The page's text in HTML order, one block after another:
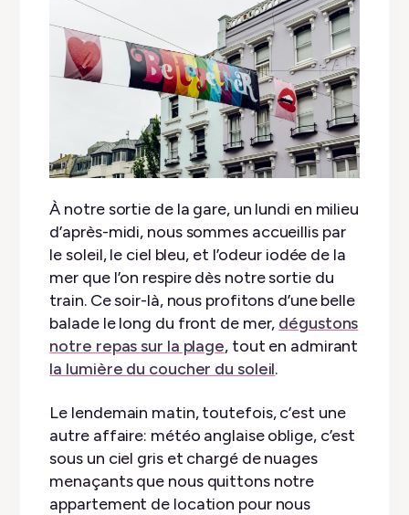
À notre sortie de la gare, un lundi en milieu
d’après-midi, nous sommes accueillis par
le soleil, le ciel bleu, et l’odeur iodée de la
mer que l’on respire dès notre sortie du
train. Ce soir-là, nous profitons d’une belle
balade le long du front de mer, dégustons
notre repas sur la plage, tout en admirant
la lumière du coucher du soleil.
Le lendemain matin, toutefois, c’est une
autre affaire: météo anglaise oblige, c’est
sous un ciel gris et chargé de nuages
menaçants que nous quittons notre
appartement de location pour nous